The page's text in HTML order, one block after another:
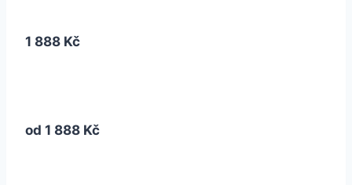
1 888 Kč
od 1 888 Kč